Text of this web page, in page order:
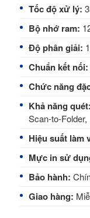
Tốc độ xử lý:
Bộ nhớ ram:
Độ phân giải:
Chuẩn kết nối:
Chức năng
Khả năng quét:
Scan-to-Folder,
Hiệu suất làm
Mực in sử
Bảo hành:
Giao hàng: